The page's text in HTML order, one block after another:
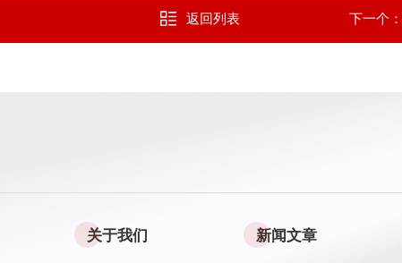
返回列表 下一个：
关于我们 新闻文章